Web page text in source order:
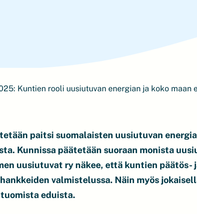
Kuntien rooli uusiutuvan energian ja koko maan
paitsi suomalaisten uusiutuvan
Kunnissa päätetään suoraan monista
uusiutuvat ry näkee, että kuntien
valmistelussa. Näin myös
eduista.